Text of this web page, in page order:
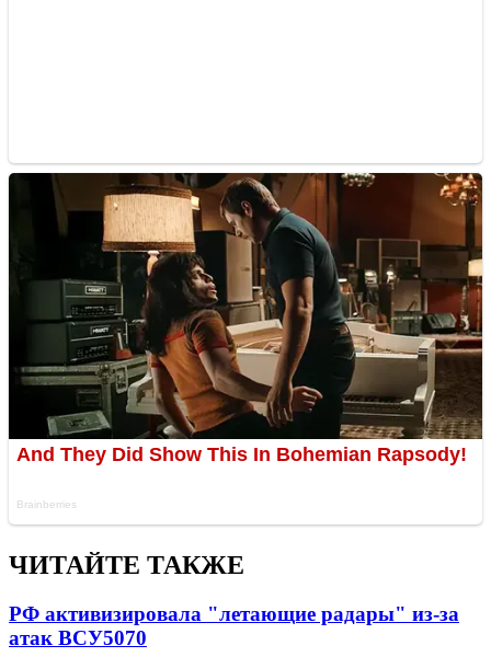
ЧИТАЙТЕ ТАКЖЕ
РФ активизировала "летающие радары" из-за
атак ВСУ5070